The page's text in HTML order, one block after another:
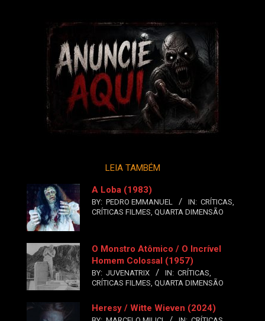
LEIA TAMBÉM
A Loba (1983)
BY: PEDRO EMMANUEL IN: CRÍTICAS
CRÍTICAS FILMES QUARTA DIMENSÃO
O Monstro Atômico / O Incrível
Homem Colossal (1957)
BY: JUVENATRIX IN: CRÍTICAS
CRÍTICAS FILMES QUARTA DIMENSÃO
Heresy / Witte Wieven (2024)